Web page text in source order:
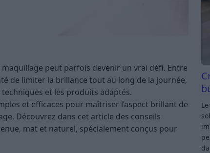
peut parfois devenir un vrai défi. Entre
de limiter la brillance tout au long de la journée,
et les produits adaptés.
et efficaces pour maîtriser l’aspect brillant de
Découvrez dans cet article des conseils
mat et naturel, spécialement conçus pour